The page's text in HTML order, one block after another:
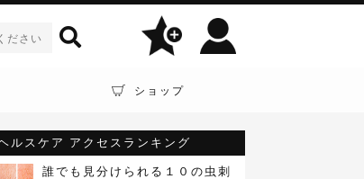
ショップ
ルスケア アクセスランキング
誰でも見分けられる１０の虫刺